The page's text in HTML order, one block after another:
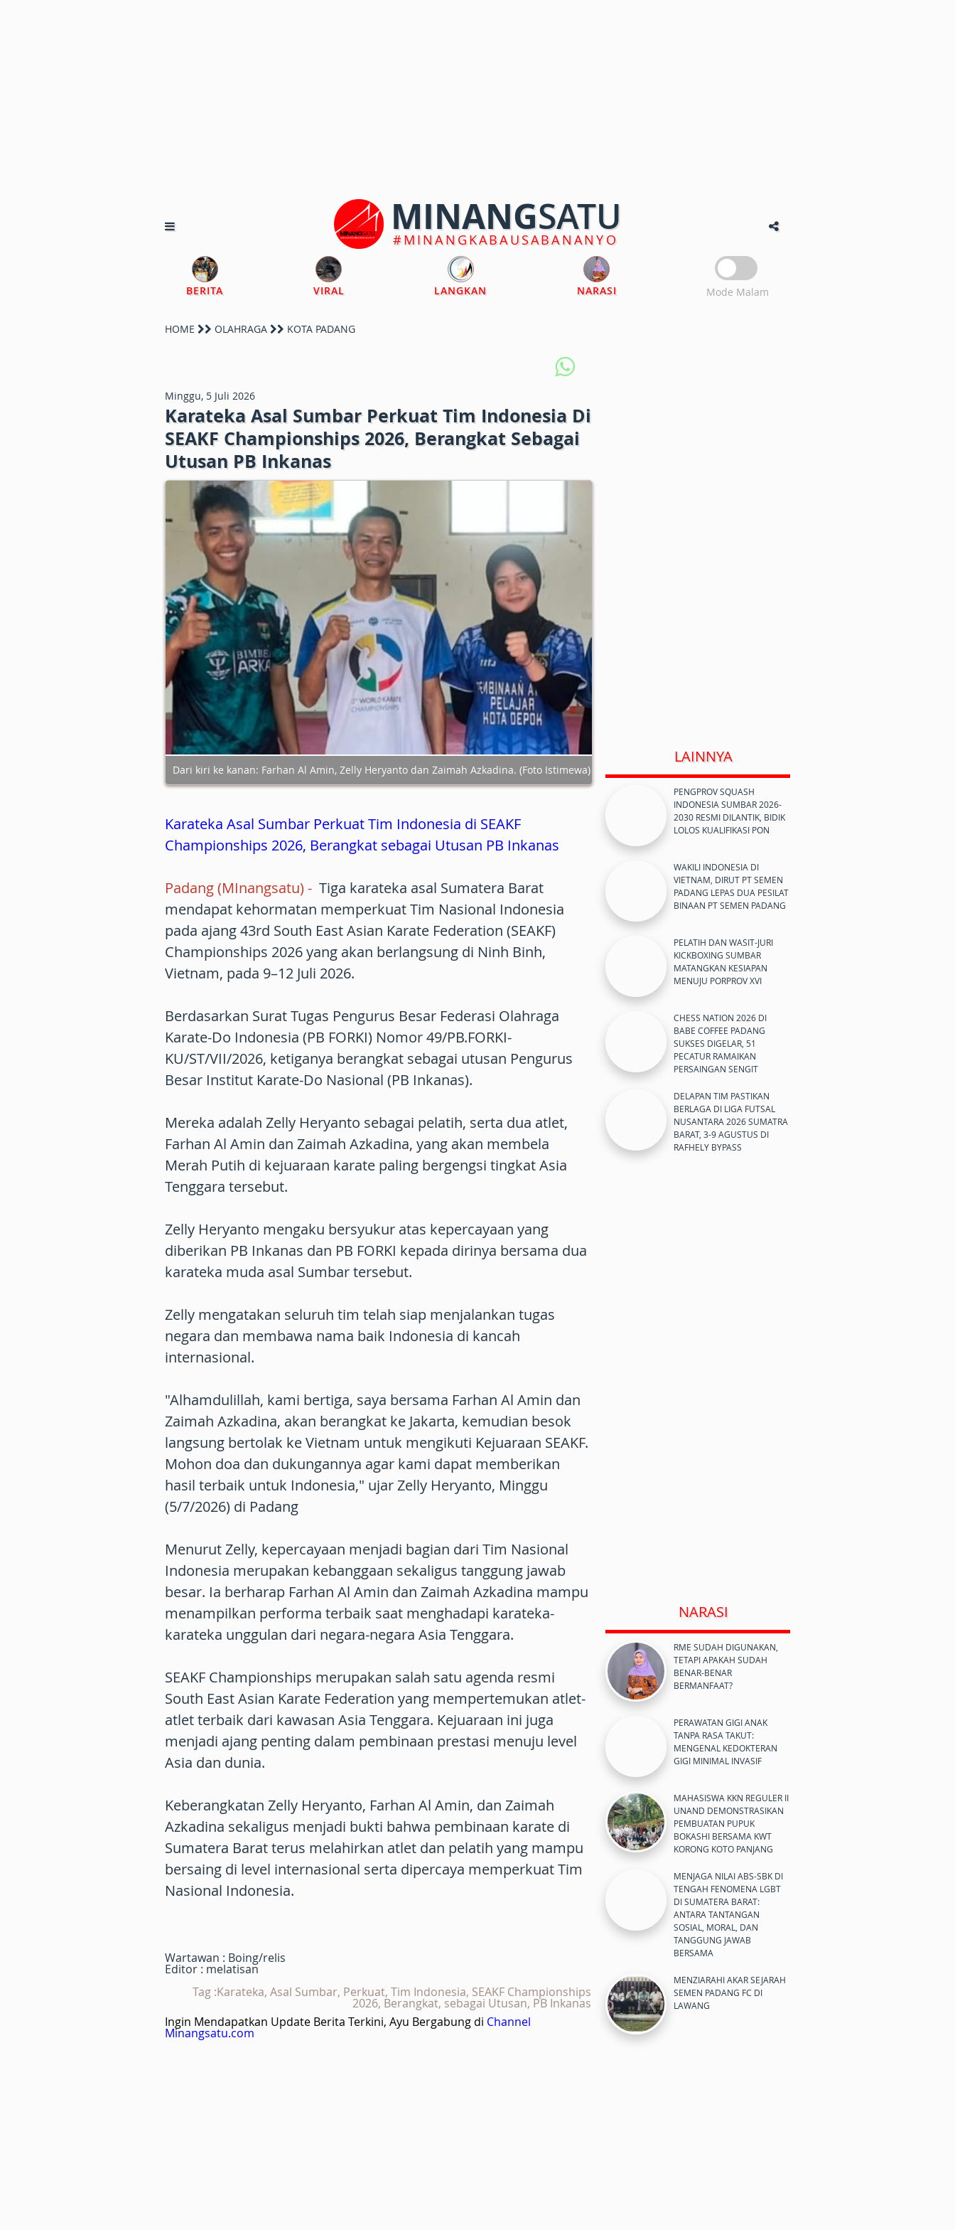
MINANGSATU
#MINANGKABAUSABANANYO
BERITA VIRAL LANGKAN NARASI Mode Malam
HOME OLAHRAGA KOTA PADANG
Minggu, 5 Juli 2026
Karateka Asal Sumbar Perkuat Tim Indonesia Di
SEAKF Championships 2026, Berangkat Sebagai
Utusan PB Inkanas
Dari kiri ke kanan: Farhan Al Amin, Zelly Heryanto dan Zaimah Azkadina. (Foto Istimewa)
Karateka Asal Sumbar Perkuat Tim Indonesia di SEAKF
Championships 2026, Berangkat sebagai Utusan PB Inkanas
Padang (MInangsatu) - Tiga karateka asal Sumatera Barat
mendapat kehormatan memperkuat Tim Nasional Indonesia
pada ajang 43rd South East Asian Karate Federation (SEAKF)
Championships 2026 yang akan berlangsung di Ninh Binh,
Vietnam, pada 9–12 Juli 2026.
Berdasarkan Surat Tugas Pengurus Besar Federasi Olahraga
Karate-Do Indonesia (PB FORKI) Nomor 49/PB.FORKI-
KU/ST/VII/2026, ketiganya berangkat sebagai utusan Pengurus
Besar Institut Karate-Do Nasional (PB Inkanas).
Mereka adalah Zelly Heryanto sebagai pelatih, serta dua atlet,
Farhan Al Amin dan Zaimah Azkadina, yang akan membela
Merah Putih di kejuaraan karate paling bergengsi tingkat Asia
Tenggara tersebut.
Zelly Heryanto mengaku bersyukur atas kepercayaan yang
diberikan PB Inkanas dan PB FORKI kepada dirinya bersama dua
karateka muda asal Sumbar tersebut.
Zelly mengatakan seluruh tim telah siap menjalankan tugas
negara dan membawa nama baik Indonesia di kancah
internasional.
"Alhamdulillah, kami bertiga, saya bersama Farhan Al Amin dan
Zaimah Azkadina, akan berangkat ke Jakarta, kemudian besok
langsung bertolak ke Vietnam untuk mengikuti Kejuaraan SEAKF.
Mohon doa dan dukungannya agar kami dapat memberikan
hasil terbaik untuk Indonesia," ujar Zelly Heryanto, Minggu
(5/7/2026) di Padang
Menurut Zelly, kepercayaan menjadi bagian dari Tim Nasional
Indonesia merupakan kebanggaan sekaligus tanggung jawab
besar. Ia berharap Farhan Al Amin dan Zaimah Azkadina mampu
menampilkan performa terbaik saat menghadapi karateka-
karateka unggulan dari negara-negara Asia Tenggara.
SEAKF Championships merupakan salah satu agenda resmi
South East Asian Karate Federation yang mempertemukan atlet-
atlet terbaik dari kawasan Asia Tenggara. Kejuaraan ini juga
menjadi ajang penting dalam pembinaan prestasi menuju level
Asia dan dunia.
Keberangkatan Zelly Heryanto, Farhan Al Amin, dan Zaimah
Azkadina sekaligus menjadi bukti bahwa pembinaan karate di
Sumatera Barat terus melahirkan atlet dan pelatih yang mampu
bersaing di level internasional serta dipercaya memperkuat Tim
Nasional Indonesia.
Wartawan : Boing/relis
Editor : melatisan
Tag :Karateka, Asal Sumbar, Perkuat, Tim Indonesia, SEAKF Championships
2026, Berangkat, sebagai Utusan, PB Inkanas
Ingin Mendapatkan Update Berita Terkini, Ayu Bergabung di Channel
Minangsatu.com
LAINNYA
PENGPROV SQUASH
INDONESIA SUMBAR 2026-
2030 RESMI DILANTIK, BIDIK
LOLOS KUALIFIKASI PON
WAKILI INDONESIA DI
VIETNAM, DIRUT PT SEMEN
PADANG LEPAS DUA PESILAT
BINAAN PT SEMEN PADANG
PELATIH DAN WASIT-JURI
KICKBOXING SUMBAR
MATANGKAN KESIAPAN
MENUJU PORPROV XVI
CHESS NATION 2026 DI
BABE COFFEE PADANG
SUKSES DIGELAR, 51
PECATUR RAMAIKAN
PERSAINGAN SENGIT
DELAPAN TIM PASTIKAN
BERLAGA DI LIGA FUTSAL
NUSANTARA 2026 SUMATRA
BARAT, 3-9 AGUSTUS DI
RAFHELY BYPASS
NARASI
RME SUDAH DIGUNAKAN,
TETAPI APAKAH SUDAH
BENAR-BENAR
BERMANFAAT?
PERAWATAN GIGI ANAK
TANPA RASA TAKUT:
MENGENAL KEDOKTERAN
GIGI MINIMAL INVASIF
MAHASISWA KKN REGULER II
UNAND DEMONSTRASIKAN
PEMBUATAN PUPUK
BOKASHI BERSAMA KWT
KORONG KOTO PANJANG
MENJAGA NILAI ABS-SBK DI
TENGAH FENOMENA LGBT
DI SUMATERA BARAT:
ANTARA TANTANGAN
SOSIAL, MORAL, DAN
TANGGUNG JAWAB
BERSAMA
MENZIARAHI AKAR SEJARAH
SEMEN PADANG FC DI
LAWANG